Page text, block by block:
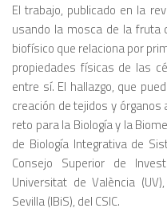
El trabajo, publicado en la
usando la mosca de la fruta
biofísico que relaciona por
propiedades físicas de las
entre sí. El hallazgo, que
creación de tejidos y
reto para la Biología y la
de Biología Integrativa de
Consejo Superior de
Universitat de València
Sevilla (IBiS), del CSIC.